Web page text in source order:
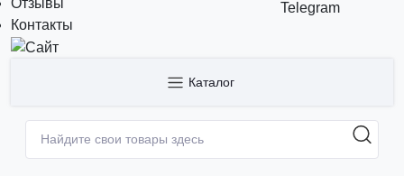
Отзывы
Контакты
Telegram
Каталог